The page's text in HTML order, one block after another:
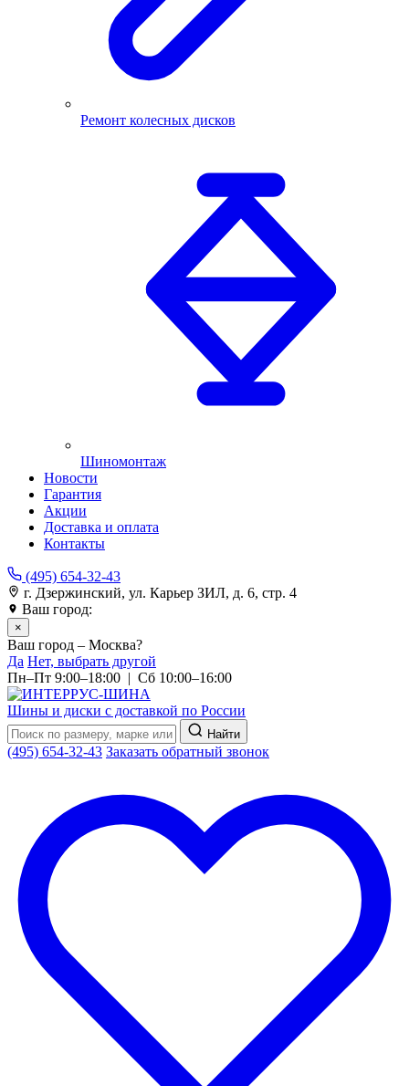
Ремонт колесных дисков
Шиномонтаж
Новости
Гарантия
Акции
Доставка и оплата
Контакты
(495) 654-32-43
г. Дзержинский, ул. Карьер ЗИЛ, д. 6, стр. 4
Ваш город:
×
Ваш город – Москва?
Да Нет, выбрать другой
Пн–Пт 9:00–18:00 | Сб 10:00–16:00
Шины и диски с доставкой по России
Найти
(495) 654-32-43 Заказать обратный звонок